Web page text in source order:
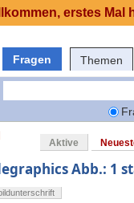
Fragen Themen
Aktive
Abb.: 1
erstes Mal